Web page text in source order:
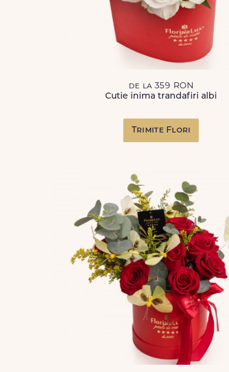
de la 359 RON
Cutie inima trandafiri albi
Trimite Flori